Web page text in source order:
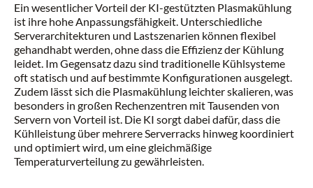
Ein wesentlicher Vorteil der KI-gestützten Plasmakühlung
ist ihre hohe Anpassungsfähigkeit. Unterschiedliche
Serverarchitekturen und Lastszenarien können flexibel
gehandhabt werden, ohne dass die Effizienz der Kühlung
leidet. Im Gegensatz dazu sind traditionelle Kühlsysteme
oft statisch und auf bestimmte Konfigurationen ausgelegt.
Zudem lässt sich die Plasmakühlung leichter skalieren, was
besonders in großen Rechenzentren mit Tausenden von
Servern von Vorteil ist. Die KI sorgt dabei dafür, dass die
Kühlleistung über mehrere Serverracks hinweg koordiniert
und optimiert wird, um eine gleichmäßige
Temperaturverteilung zu gewährleisten.